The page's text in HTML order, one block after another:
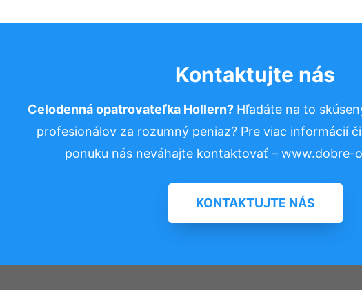
Kontaktujte nás
Celodenná opatrovateľka Hollern? Hľadáte na to
profesionálov za rozumný peniaz? Pre viac informácií
ponuku nás neváhajte kontaktovať – www.dobre-
KONTAKTUJTE NÁS